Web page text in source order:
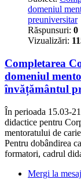
domeniul
preuniversitar
Răspunsuri: 0
Vizualizări:
Completarea
domeniul
învățământul
În perioada 15.03-
didactice pentru
mentoratului de
Pentru dobândirea
formatori, cadrul
Mergi la mesaj